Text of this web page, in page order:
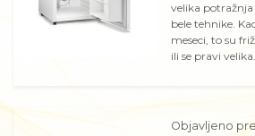
velika potražnja
bele tehnike.
meseci, to su
ili se pravi
Objavljeno